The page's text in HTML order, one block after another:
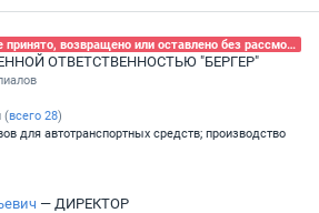
Банкротится (заявление не принято, возвращено или оставлено без рассмотрения), 04.09.2025
ОТВЕТСТВЕННОСТЬЮ "БЕРГЕР"
(всего 28)
для автотранспортных средств; производство
— ДИРЕКТОР